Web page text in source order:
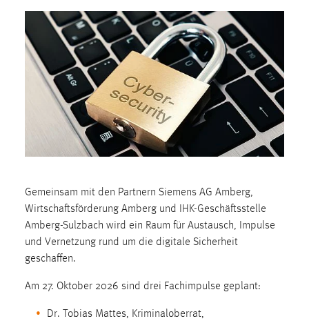
Gemeinsam mit den Partnern Siemens AG Amberg,
Wirtschaftsförderung Amberg und IHK-Geschäftsstelle
Amberg-Sulzbach wird ein Raum für Austausch, Impulse
und Vernetzung rund um die digitale Sicherheit
geschaffen.
Am 27. Oktober 2026 sind drei Fachimpulse geplant:
Dr. Tobias Mattes, Kriminaloberrat,
1 Jahr
Performance
Name:
staticfilecache
Zweck:
Für performante Seitenauslieferung wird in diesem Cookie
gespeichert, ob man eingeloggt ist.
Sprachpräferenz
Name:
site-language-preference
Zweck:
Das Cookie speichert die gewählte Sprache der Website.
Cookie Laufzeit: